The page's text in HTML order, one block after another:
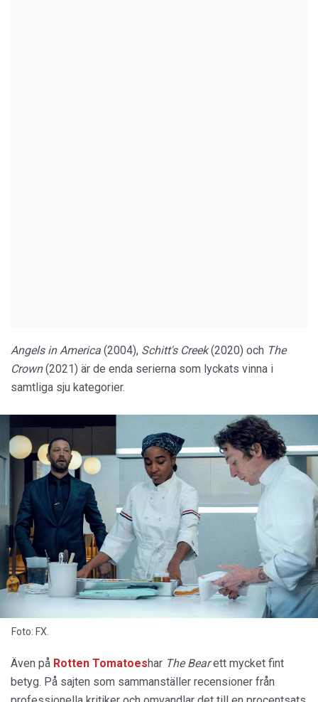
Angels in America (2004), Schitt's Creek(2020) och The
Crown(2021) är de enda serierna som lyckats vinna i
samtliga sju kategorier.
Foto: FX.
Även på Rotten Tomatoeshar The Bearett mycket fint
betyg. På sajten som sammanställer recensioner från